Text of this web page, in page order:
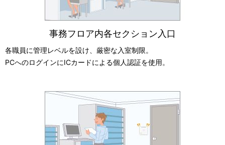
各職員に管理レベルを設け、厳密な入室制限。
PCへのログインにICカードによる個人認証を使用。
事務フロア内各セクション入口